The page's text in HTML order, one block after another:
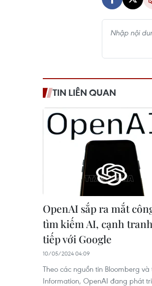
TIN LIÊN QUAN
OpenAI sắp ra mắt
tìm kiếm AI, cạnh
tiếp với Google
10/05/2024 04:09
Theo các nguồn tin Bloomberg và
Information, OpenAI đang phát